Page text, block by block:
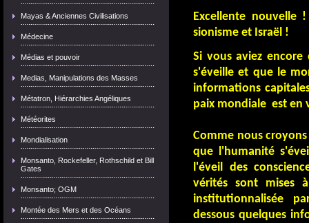
Mayas & Anciennes Civilisations
Médecine
Médias et pouvoir
Medias, Manipulations des Masses
Métatron, Hiérarchies Angéliques
Météorites
Mondialisation
Monsanto, Rockefeller, Rothschild et Bill
Gates
Monsanto; OGM
Montée des Mers et des Océans
Excellente nouvelle
sionisme et Israël !
Si vous aviez
s'éveille et que le
informations
paix mondiale est en
Comme nous
que l'humanité
l'éveil des
vérités sont mises
institutionnalisée
dessous quelques